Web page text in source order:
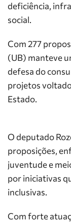
deficiência,
social.
Com 277
(UB) manteve
defesa do
projetos
Estado.
O deputado
proposições,
juventude e
por iniciativas
inclusivas.
Com forte